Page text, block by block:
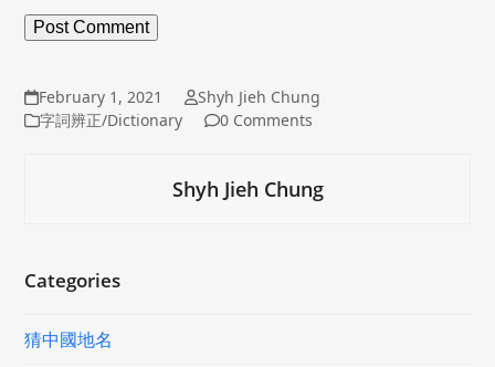
February 1, 2021
Shyh Jieh Chung
字詞辨正/Dictionary
0 Comments
Shyh Jieh Chung
Categories
猜中國地名